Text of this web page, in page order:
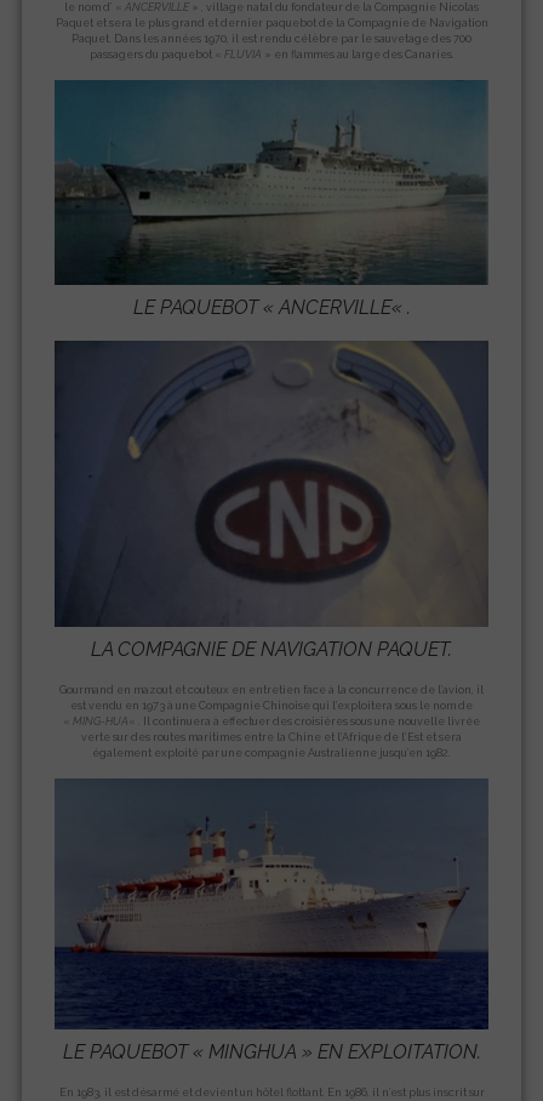
le nom d’ « ANCERVILLE » , village natal du fondateur de la Compagnie Nicolas
Paquet et sera le plus grand et dernier paquebot de la Compagnie de Navigation
Paquet. Dans les années 1970, il est rendu célèbre par le sauvetage des 700
passagers du paquebot « FLUVIA » en flammes au large des Canaries.
LE PAQUEBOT «ANCERVILLE« .
LA COMPAGNIE DE NAVIGATION PAQUET.
Gourmand en mazout et couteux en entretien face à la concurrence de l’avion, il
est vendu en 1973 à une Compagnie Chinoise qui l’exploitera sous le nom de
«
MING-HUA « . Il continuera à effectuer des croisières sous une nouvelle livrée
verte sur des routes maritimes entre la Chine et l’Afrique de l’Est et sera
également exploité par une compagnie Australienne jusqu’en 1982.
LE PAQUEBOT « MINGHUA » EN EXPLOITATION.
En 1983, il est désarmé et devient un hôtel flottant. En 1986, il n’est plus inscrit sur